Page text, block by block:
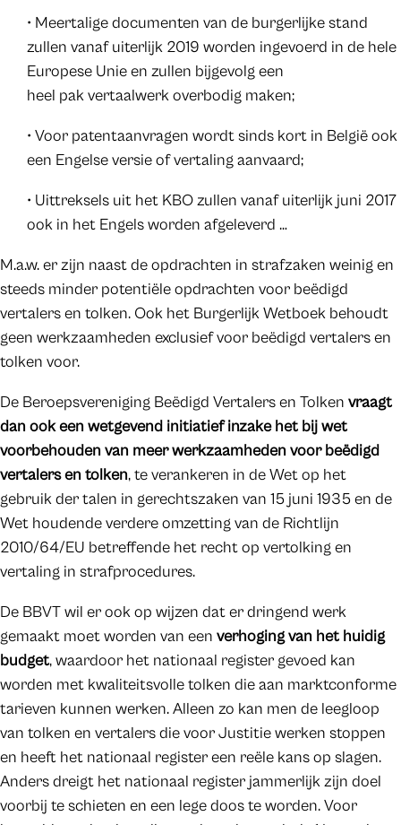
• Meertalige documenten van de burgerlijke stand
zullen vanaf uiterlijk 2019 worden ingevoerd in de hele
Europese Unie en zullen bijgevolg een
heel pak vertaalwerk overbodig maken;
• Voor patentaanvragen wordt sinds kort in België ook
een Engelse versie of vertaling aanvaard;
• Uittreksels uit het KBO zullen vanaf uiterlijk juni 2017
ook in het Engels worden afgeleverd …
M.a.w. er zijn naast de opdrachten in strafzaken weinig en
steeds minder potentiële opdrachten voor beëdigd
vertalers en tolken. Ook het Burgerlijk Wetboek behoudt
geen werkzaamheden exclusief voor beëdigd vertalers en
tolken voor.
De Beroepsvereniging Beëdigd Vertalers en Tolken vraagt
dan ook een wetgevend initiatief inzake het bij wet
voorbehouden van meer werkzaamheden voor beëdigd
vertalers en tolken, te verankeren in de Wet op het
gebruik der talen in gerechtszaken van 15 juni 1935 en de
Wet houdende verdere omzetting van de Richtlijn
2010/64/EU betreffende het recht op vertolking en
vertaling in strafprocedures.
De BBVT wil er ook op wijzen dat er dringend werk
gemaakt moet worden van een verhoging van het huidig
budget, waardoor het nationaal register gevoed kan
worden met kwaliteitsvolle tolken die aan marktconforme
tarieven kunnen werken. Alleen zo kan men de leegloop
van tolken en vertalers die voor Justitie werken stoppen
en heeft het nationaal register een reële kans op slagen.
Anders dreigt het nationaal register jammerlijk zijn doel
voorbij te schieten en een lege doos te worden. Voor